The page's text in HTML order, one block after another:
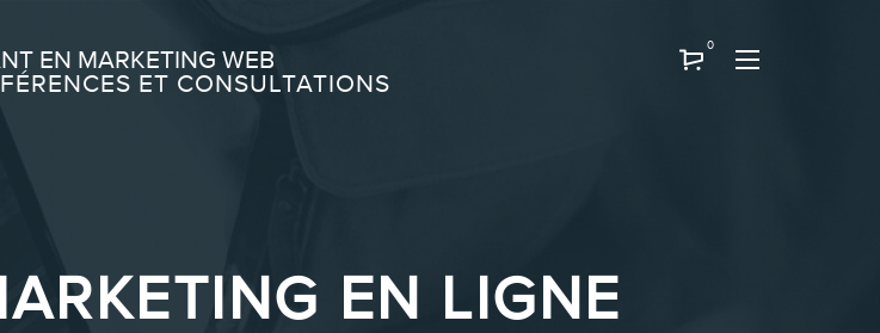
EN MARKETING WEB
ET CONSULTATIONS
0
Équipe
EN LIGNE